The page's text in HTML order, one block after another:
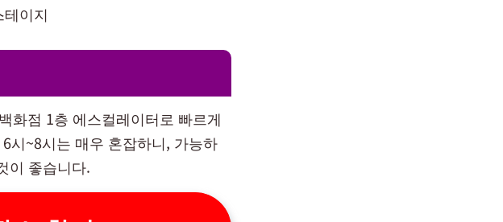
이지
화점 1층 에스컬레이터로 빠르게
시~8시는 매우 혼잡하니, 가능하
이 좋습니다.